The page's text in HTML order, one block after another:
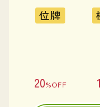
位牌
20%OFF